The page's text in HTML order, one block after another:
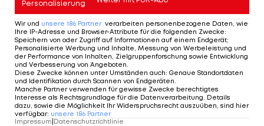
Personalisierung
Wir und unsere 186 Partner verarbeiten personenbezogene Daten, wie
Ihre IP-Adresse und Browser-Attribute für die folgenden Zwecke:
Speichern von oder Zugriff auf Informationen auf einem Endgerät;
Personalisierte Werbung und Inhalte, Messung von Werbeleistung und
der Performance von Inhalten, Zielgruppenforschung sowie Entwicklung
und Verbesserung von Angeboten.
Diese Zwecke können unter Umständen auch: Genaue Standortdaten
und Identifikation durch Scannen von Endgeräten.
Manche Partner verwenden für gewisse Zwecke berechtigtes
Interesse als Rechtsgrundlage für die Datenverarbeitung. Details
dazu, sowie die Möglichkeit Ihr Widerspruchsrecht auszuüben, sind hier
verfügbar: unsere 186 Partner
Impressum Datenschutzrichtlinie